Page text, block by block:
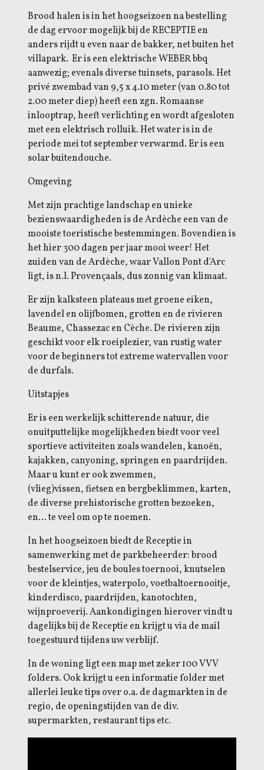
Brood halen is in het hoogseizoen na bestelling
de dag ervoor mogelijk bij de RECEPTIE en
anders rijdt u even naar de bakker, net buiten het
villapark. Er is een elektrische WEBER bbq
aanwezig; evenals diverse tuinsets, parasols.Het
privé zwembad van 9,5 x 4.10 meter (van 0.80 tot
2.00 meter diep) heeft een zgn. Romaanse
inlooptrap, heeft verlichting en wordt afgesloten
met een elektrisch rolluik. Het water is in de
periode mei tot september verwarmd. Er is een
solar buitendouche.
Omgeving
Met zijn prachtige landschap en unieke
bezienswaardigheden is de Ardèche een van de
mooiste toeristische bestemmingen. Bovendien is
het hier 300 dagen per jaar mooi weer! Het
zuiden van de Ardèche, waar Vallon Pont d'Arc
ligt, is n.l. Provençaals, dus zonnig van klimaat.
Er zijn kalksteen plateaus met groene eiken,
lavendel en olijfbomen, grotten en de rivieren
Beaume, Chassezac en Cèche. De rivieren zijn
geschikt voor elk roeiplezier, van rustig water
voor de beginners tot extreme watervallen voor
de durfals.
Uitstapjes
Er is een werkelijk schitterende natuur, die
onuitputtelijke mogelijkheden biedt voor veel
sportieve activiteiten zoals wandelen, kanoën,
kajakken, canyoning, springen en paardrijden.
Maar u kunt er ook zwemmen,
(vlieg)vissen, fietsen en bergbeklimmen, karten,
de diverse prehistorische grotten bezoeken,
en... te veel om op te noemen.
In het hoogseizoen biedt de Receptie in
samenwerking met de parkbeheerder: brood
bestelservice, jeu de boules toernooi, knutselen
voor de kleintjes, waterpolo, voetbaltoernooitje,
kinderdisco, paardrijden, kanotochten,
wijnproeverij. Aankondigingen hierover vindt u
dagelijks bij de Receptie en krijgt u via de mail
toegestuurd tijdens uw verblijf.
In de woning ligt een map met zeker 100 VVV
folders. Ook krijgt u een informatie folder met
allerlei leuke tips over o.a. de dagmarkten in de
regio, de openingstijden van de div.
supermarkten, restaurant tips etc.